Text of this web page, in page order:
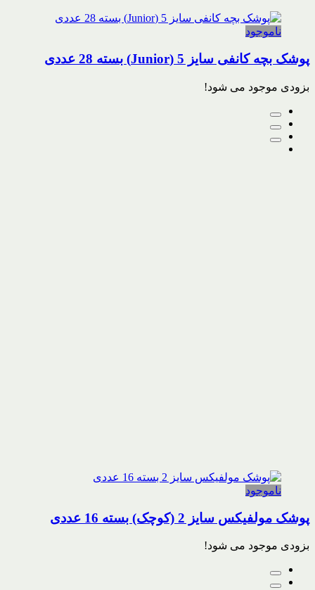
ناموجود
پوشک بچه کانفی سایز 5 (Junior) بسته 28 عددی
بزودی موجود می شود!
ناموجود
پوشک مولفیکس سایز 2 (کوچک) بسته 16 عددی
بزودی موجود می شود!